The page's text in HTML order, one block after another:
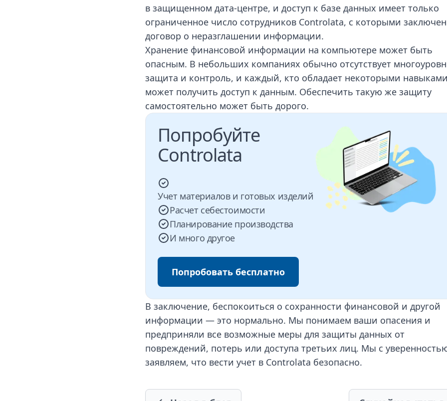
в защищенном дата-центре, и доступ к базе данных имеет только
ограниченное число сотрудников Controlata, с которыми заключен
договор о неразглашении информации.
Хранение финансовой информации на компьютере может быть
опасным. В небольших компаниях обычно отсутствует
защита и контроль, и каждый, кто обладает некоторыми
может получить доступ к данным. Обеспечить такую же защиту
самостоятельно может быть дорого.
Попробуйте
Controlata
Учет материалов и готовых изделий
Расчет себестоимости
Планирование производства
И много другое
Попробовать бесплатно
В заключение, беспокоиться о сохранности финансовой и другой
информации — это нормально. Мы понимаем ваши опасения и
предприняли все возможные меры для защиты данных от
повреждений, потерь или доступа третьих лиц. Мы с
заявляем, что вести учет в Controlata безопасно.